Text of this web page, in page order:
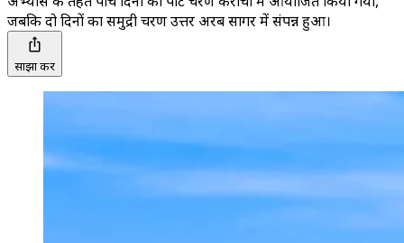
जबकि दो दिनों का समुद्री चरण उत्तर अरब सागर में संपन्न हुआ।
साझा करें